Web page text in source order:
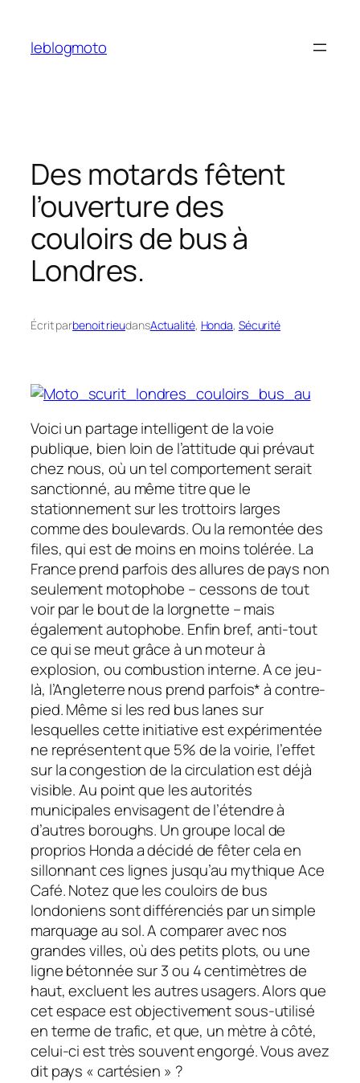
contenu
leblogmoto
Des motards fêtent
l’ouverture des
couloirs de bus à
Londres.
Écrit parbenoit rieudansActualité, Honda, Sécurité
Voici un partage intelligent de la voie
publique, bien loin de l’attitude qui prévaut
chez nous, où un tel comportement serait
sanctionné, au même titre que le
stationnement sur les trottoirs larges
comme des boulevards. Ou la remontée des
files, qui est de moins en moins tolérée. La
France prend parfois des allures de pays non
seulement motophobe – cessons de tout
voir par le bout de la lorgnette – mais
également autophobe. Enfin bref, anti-tout
ce qui se meut grâce à un moteur à
explosion, ou combustion interne. A ce jeu-
là, l’Angleterre nous prend parfois* à contre-
pied. Même si les red bus lanes sur
lesquelles cette initiative est expérimentée
ne représentent que 5% de la voirie, l’effet
sur la congestion de la circulation est déjà
visible. Au point que les autorités
municipales envisagent de l’étendre à
d’autres boroughs. Un groupe local de
proprios Honda a décidé de fêter cela en
sillonnant ces lignes jusqu’au mythique Ace
Café. Notez que les couloirs de bus
londoniens sont différenciés par un simple
marquage au sol. A comparer avec nos
grandes villes, où des petits plots, ou une
ligne bétonnée sur 3 ou 4 centimètres de
haut, excluent les autres usagers. Alors que
cet espace est objectivement sous-utilisé
en terme de trafic, et que, un mètre à côté,
celui-ci est très souvent engorgé. Vous avez
dit pays « cartésien » ?